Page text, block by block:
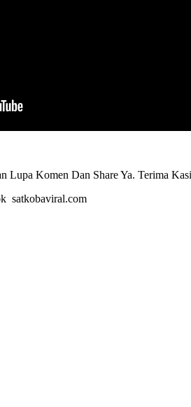
Lupa Komen Dan Share Ya. Terima
satkobaviral.com